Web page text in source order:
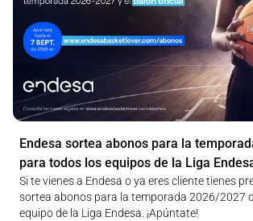
Endesa sortea abonos para la
para todos los equipos de la Liga
Si te vienes a Endesa o ya eres cliente tienes
sortea abonos para la temporada 2026/2027
equipo de la Liga Endesa. ¡Apúntate!